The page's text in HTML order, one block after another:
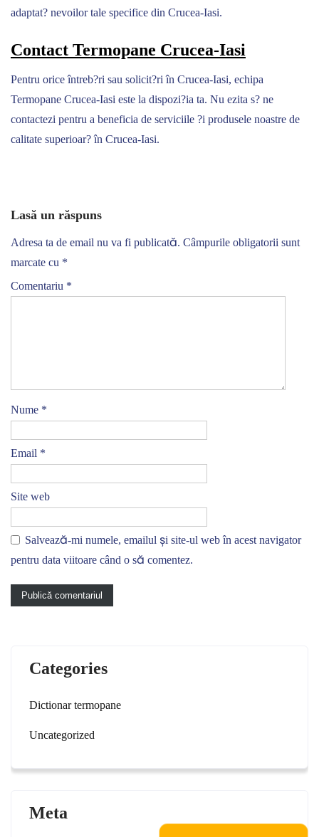
adaptat? nevoilor tale specifice din Crucea-Iasi.
Contact Termopane Crucea-Iasi
Pentru orice întreb?ri sau solicit?ri în Crucea-Iasi, echipa
Termopane Crucea-Iasi este la dispozi?ia ta. Nu ezita s? ne
contactezi pentru a beneficia de serviciile ?i produsele noastre de
calitate superioar? în Crucea-Iasi.
Lasă un răspuns
Adresa ta de email nu va fi publicată. Câmpurile obligatorii sunt
marcate cu *
Comentariu *
Nume *
Email *
Site web
Salvează-mi numele, emailul și site-ul web în acest navigator
pentru data viitoare când o să comentez.
Categories
Dictionar termopane
Uncategorized
Meta